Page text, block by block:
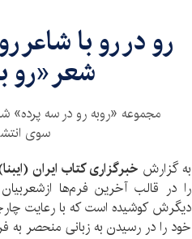
رو در رو با شاعر
شعر «رو
مجموعه «روبه رو در سه پرده»
سوی
به گزارش خبرگزاری کتاب ایران
را در قالب آخرین فرم‌ها
دیگرش کوشیده است که با رعایت
خود را در رسیدن به زبانی منحصر به